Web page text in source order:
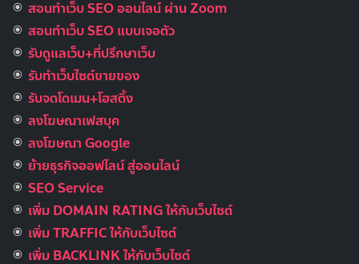
สอนทำเว็บ SEO ออนไลน์ ผ่าน Zoom
สอนทำเว็บ SEO แบบเจอตัว
รับดูแลเว็บ+ที่ปรึกษาเว็บ
รับทําเว็บไซต์ขายของ
รับจดโดเมน+โฮสติ้ง
ลงโฆษณาเฟสบุค
ลงโฆษณา Google
ย้ายธุรกิจออฟไลน์ สู่ออนไลน์
SEO Service
เพิ่ม DOMAIN RATING ให้กับเว็บไซต์
เพิ่ม TRAFFIC ให้กับเว็บไซต์
เพิ่ม BACKLINK ให้กับเว็บไซต์